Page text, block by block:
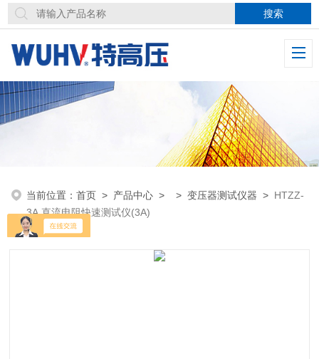
当前位置：首页 > 产品中心 > >变压器测试仪器 > HTZZ-
3A 直流电阻快速测试仪(3A)